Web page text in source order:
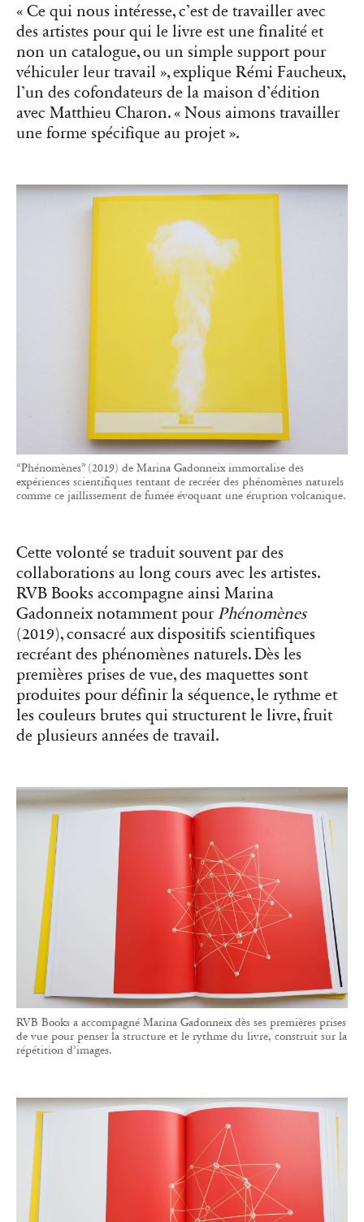
« Ce qui nous intéresse, c’est de travailler avec
des artistes pour qui le livre est une finalité et
non un catalogue, ou un simple support pour
véhiculer leur travail », explique Rémi Faucheux,
l’un des cofondateurs de la maison d’édition
avec Matthieu Charon. « Nous aimons travailler
une forme spécifique au projet ».
“Phénomènes” (2019) de Marina Gadonneix immortalise des
expériences scientifiques tentant de recréer des phénomènes naturels
comme ce jaillissement de fumée évoquant une éruption volcanique.
Cette volonté se traduit souvent par des
collaborations au long cours avec les artistes.
RVB Books accompagne ainsi Marina
Gadonneix notamment pour Phénomènes
(2019), consacré aux dispositifs scientifiques
recréant des phénomènes naturels. Dès les
premières prises de vue, des maquettes sont
produites pour définir la séquence, le rythme et
les couleurs brutes qui structurent le livre, fruit
de plusieurs années de travail.
RVB Books a accompagné Marina Gadonneix dès ses premières prises
de vue pour penser la structure et le rythme du livre, construit sur la
répétition d’images.